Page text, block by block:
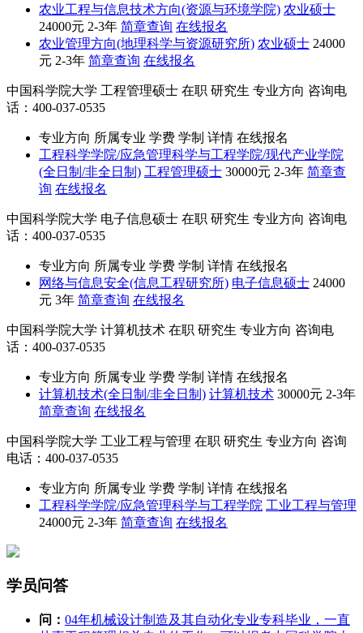
农业工程与信息技术方向(资源与环境学院) 农业硕士
24000元 2-3年 简章查询 在线报名
农业管理方向(地理科学与资源研究所) 农业硕士 24000
元 2-3年 简章查询 在线报名
中国科学院大学 工程管理硕士 在职 研究生 专业方向 咨询电
话：400-037-0535
专业方向 所属专业 学费 学制 详情 在线报名
工程科学学院/应急管理科学与工程学院/现代产业学院
(全日制/非全日制) 工程管理硕士 30000元 2-3年 简章查
询 在线报名
中国科学院大学 电子信息硕士 在职 研究生 专业方向 咨询电
话：400-037-0535
专业方向 所属专业 学费 学制 详情 在线报名
网络与信息安全(信息工程研究所) 电子信息硕士 24000
元 3年 简章查询 在线报名
中国科学院大学 计算机技术 在职 研究生 专业方向 咨询电
话：400-037-0535
专业方向 所属专业 学费 学制 详情 在线报名
计算机技术(全日制/非全日制) 计算机技术 30000元 2-3年
简章查询 在线报名
中国科学院大学 工业工程与管理 在职 研究生 专业方向 咨询
电话：400-037-0535
专业方向 所属专业 学费 学制 详情 在线报名
工程科学学院/应急管理科学与工程学院 工业工程与管理
24000元 2-3年 简章查询 在线报名
学员问答
问： 04年机械设计制造及其自动化专业专科毕业，一直